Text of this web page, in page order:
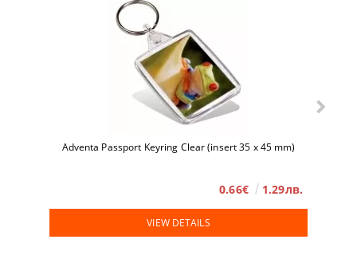
Adventa Passport Keyring Clear (insert 35 x 45 mm)
0.66€ 1.29лв.
VIEW DETAILS